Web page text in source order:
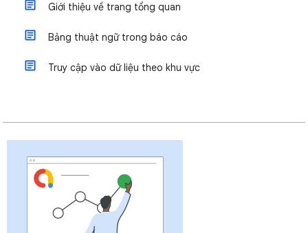
Giới thiệu về trang tổng quan
Bảng thuật ngữ trong báo cáo
Truy cập vào dữ liệu theo khu vực